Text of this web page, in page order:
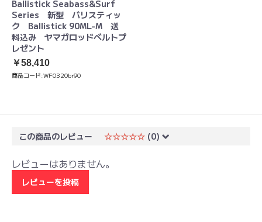
Ballistick Seabass&Surf
Series 新型 バリスティッ
ク Ballistick 90ML-M 送
料込み ヤマガロッドベルトプ
レゼント
￥58,410
商品コード:WF0320br90
この商品のレビュー ☆☆☆☆☆ (0)
レビューはありません。
レビューを投稿